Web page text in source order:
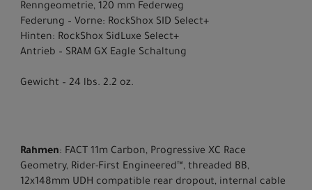
Renngeometrie, 120 mm Federweg
Federung – Vorne: RockShox SID Select+
Hinten: RockShox SidLuxe Select+
Antrieb – SRAM GX Eagle Schaltung
Gewicht – 24 lbs. 2.2 oz.
Rahmen: FACT 11m Carbon, Progressive XC Race
Geometry, Rider-First Engineered™, threaded BB,
12x148mm UDH compatible rear dropout, internal cable